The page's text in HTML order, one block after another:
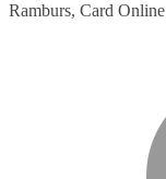
Ramburs, Card Online